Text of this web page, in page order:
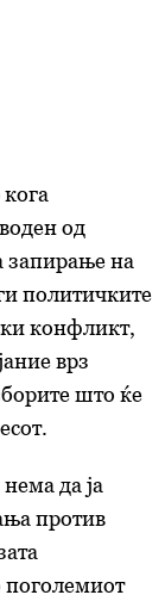
од
запирање на
политичките
конфликт,
врз
што ќе
да ја
против
поголемиот